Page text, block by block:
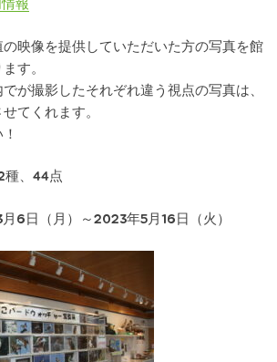
報
映像を提供していただいた方の写真を館
ます。
が撮影したそれぞれ違う視点の写真は、
てくれます。
種、44点
6日（月）～2023年5月16日（火）